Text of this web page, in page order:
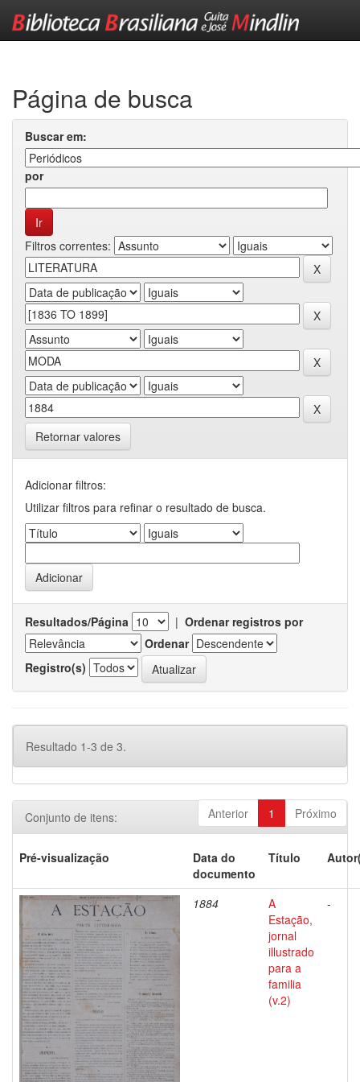
Página de busca
Buscar em:
por
Filtros correntes:
Retornar valores
Adicionar filtros:
Utilizar filtros para refinar o resultado de busca.
Resultados/Página | Ordenar registros por
Ordenar
Registro(s)
Resultado 1-3 de 3.
Anterior 1 Próximo
Conjunto de itens:
Pré-visualização
Data do
documento
Título
1884
A
Estação,
jornal
illustrado
para a
familia
(v.2)
-